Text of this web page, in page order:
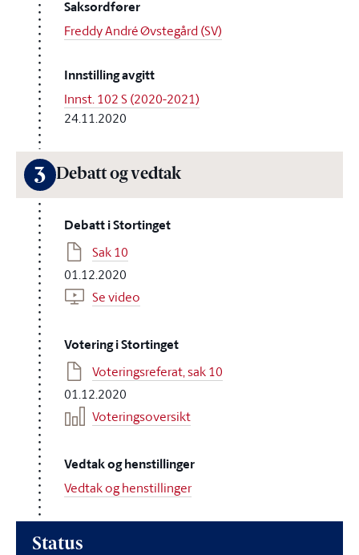
Saksordfører
Freddy André Øvstegård (SV)
Innstilling avgitt
Innst. 102 S (2020-2021)
24.11.2020
3 Debatt og vedtak
Debatt i Stortinget
Sak 10
01.12.2020
Se video
Votering i Stortinget
Voteringsreferat, sak 10
01.12.2020
Voteringsoversikt
Vedtak og henstillinger
Vedtak og henstillinger
Status